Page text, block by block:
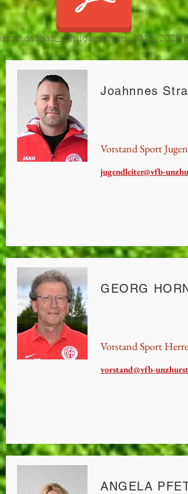
Joahnnes
Vorstand Sport Jugend
jugendleiter@vfb-
GEORG
Vorstand Sport Herren
vorstand@vfb-
ANGELA